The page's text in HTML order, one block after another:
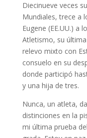
Diecinueve veces
Mundiales, trece a
Eugene (EE.UU.) a
Atletismo, su
relevo mixto con
consuelo en su
donde participó
y una hija de tres.
Nunca, un atleta,
distinciones en la
mi última prueba